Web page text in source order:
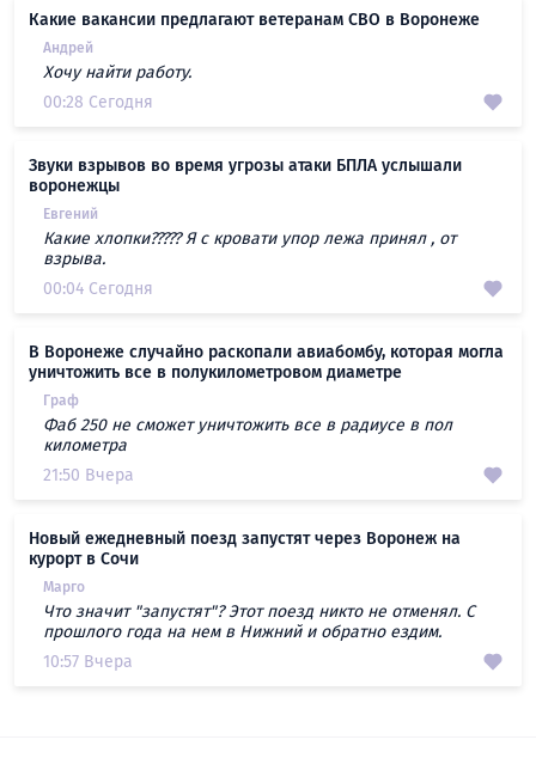
Какие вакансии предлагают ветеранам СВО в Воронеже
Андрей
Хочу найти работу.
00:28 Сегодня
Звуки взрывов во время угрозы атаки БПЛА услышали
воронежцы
Евгений
Какие хлопки????? Я с кровати упор лежа принял , от
взрыва.
00:04 Сегодня
В Воронеже случайно раскопали авиабомбу, которая могла
уничтожить все в полукилометровом диаметре
Граф
Фаб 250 не сможет уничтожить все в радиусе в пол
километра
21:50 Вчера
Новый ежедневный поезд запустят через Воронеж на
курорт в Сочи
Марго
Что значит "запустят"? Этот поезд никто не отменял. С
прошлого года на нем в Нижний и обратно ездим.
10:57 Вчера